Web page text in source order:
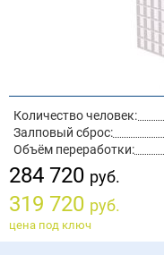
Количество человек:
Залповый сброс:
Объём переработки:
284 720 руб.
319 720 руб.
цена под ключ